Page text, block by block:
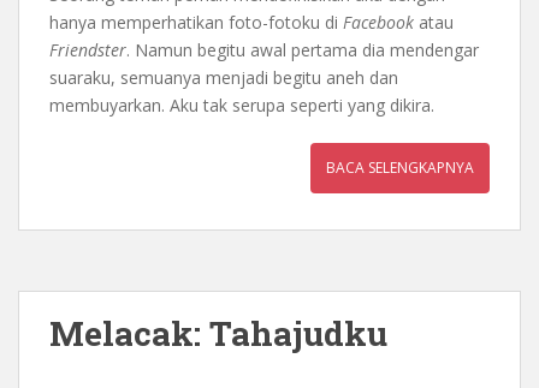
hanya memperhatikan foto-fotoku di Facebook atau
Friendster. Namun begitu awal pertama dia mendengar
suaraku, semuanya menjadi begitu aneh dan
membuyarkan. Aku tak serupa seperti yang dikira.
BACA SELENGKAPNYA
Melacak: Tahajudku